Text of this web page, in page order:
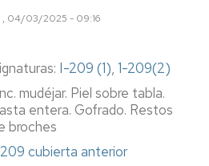
, 04/03/2025 - 09:16
I-209 (1), 1-209(2)
mudéjar. Piel sobre tabla.
entera. Gofrado. Restos
broches
cubierta anterior